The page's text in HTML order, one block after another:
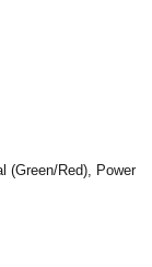
(Green/Red), Power